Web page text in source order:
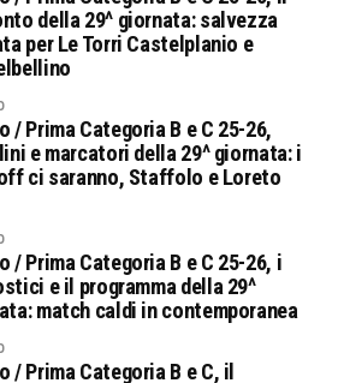
della 29^ giornata: salvezza
per Le Torri Castelplanio e
/ Prima Categoria B e C 25-26,
e marcatori della 29^ giornata: i
ci saranno, Staffolo e Loreto
/ Prima Categoria B e C 25-26, i
e il programma della 29^
match caldi in contemporanea
/ Prima Categoria B e C, il